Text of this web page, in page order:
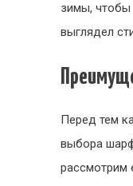
зимы, чтобы
выглядел
Перед тем
выбора
рассмотрим